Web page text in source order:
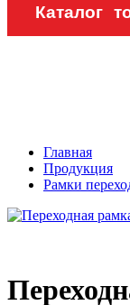
Каталог
Главная
Продукция
Рамки